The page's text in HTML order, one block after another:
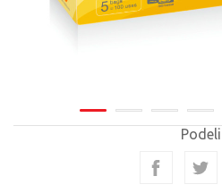
Podeli